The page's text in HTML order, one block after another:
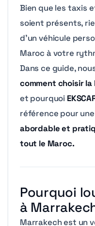
Bien que les taxis
soient présents,
d’un véhicule
Maroc à votre
Dans ce guide,
comment choisir
et pourquoi
référence pour
abordable et
tout le Maroc.
Pourquoi
à
Marrakech est un